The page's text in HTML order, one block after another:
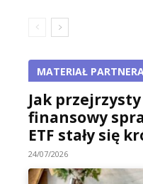
MATERIAŁ PARTNERA
Jak
finansowy
ETF stały się
24/07/2026